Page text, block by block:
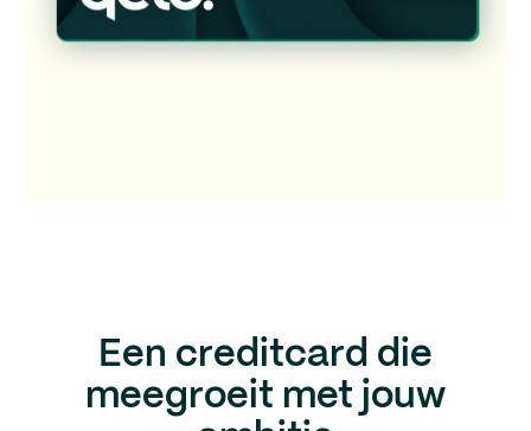
Een creditcard die
meegroeit met jouw